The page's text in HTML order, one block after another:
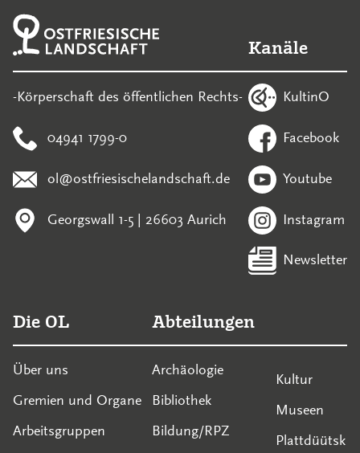
-Körperschaft des öffentlichen Rechts-
04941 1799-0
ol@ostfriesischelandschaft.de
Georgswall 1-5 | 26603 Aurich
Kanäle
KultinO
Facebook
Youtube
Instagram
Newsletter
Die OL
Über uns
Gremien und Organe
Arbeitsgruppen
Abteilungen
Archäologie
Bibliothek
Bildung/RPZ
Kultur
Museen
Plattdüütsk